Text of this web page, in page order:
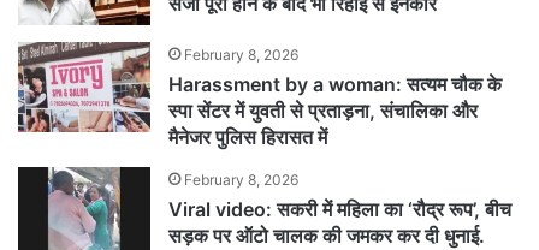
February 8, 2026
Harassment by a woman: सत्यम चौक के
स्पा सेंटर में युवती से प्रताड़ना, संचालिका और
मैनेजर पुलिस हिरासत में
February 8, 2026
Viral video: सकरी में महिला का ‘रौद्र रूप’, बीच
सड़क पर ऑटो चालक की जमकर कर दी धुनाई.